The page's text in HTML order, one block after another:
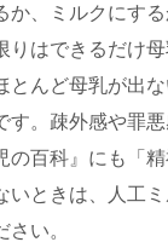
か、ミルクにす
りはできるだけ
とんど母乳が出
す。疎外感や罪
の百科』にも「
いときは、人工
さい。